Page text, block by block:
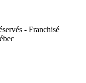
- Franchisé